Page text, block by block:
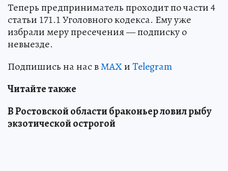
Теперь предприниматель проходит по части 4
статьи 171.1 Уголовного кодекса. Ему уже
избрали меру пресечения — подписку о
невыезде.
Подпишись на нас вМАХиTelegram
Читайте также
В Ростовской области браконьер ловил рыбу
экзотической острогой